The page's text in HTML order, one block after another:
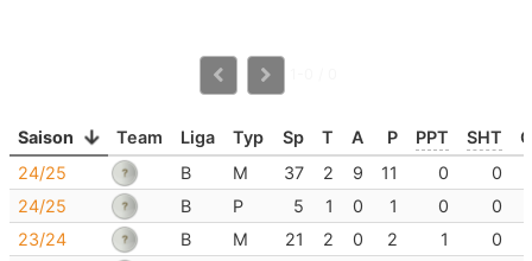
Saison Team Liga Typ Sp T A P PPT SHT
24/25
B M 37 2 9 11 0
0
24/25
B P 5 1 0 1 0
0
23/24
B M 21 2 0 2 1
0